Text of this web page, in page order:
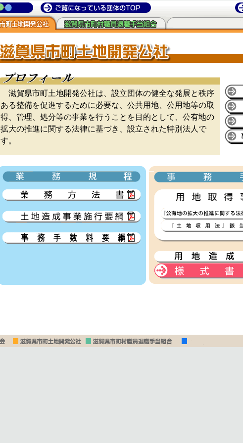
滋賀県市町土地開発公社は、設立団体の健全な発展と秩序
ある整備を促進するために必要な、公共用地、公用地等の取
得、管理、処分等の事業を行うことを目的として、公有地の
拡大の推進に関する法律に基づき、設立された特別法人で
す。